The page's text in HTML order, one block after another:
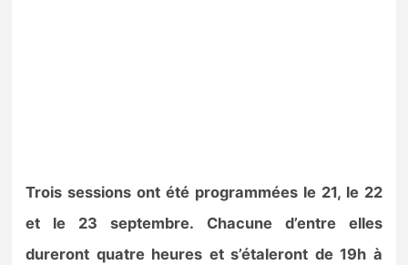
Trois sessions ont été programmées le 21, le 22
et le 23 septembre. Chacune d’entre elles
dureront quatre heures et s’étaleront de 19h à